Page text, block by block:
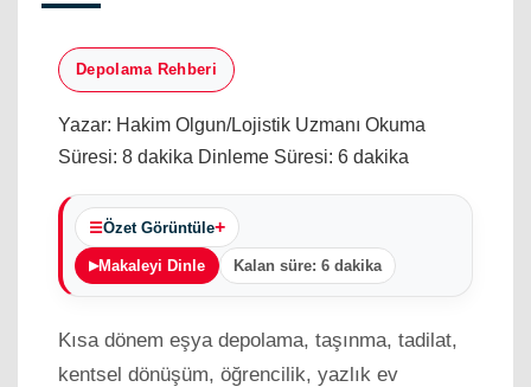
Depolama Rehberi
Yazar: Hakim Olgun/Lojistik Uzmanı Okuma
Süresi: 8 dakika Dinleme Süresi: 6 dakika
Özet Görüntüle
Makaleyi Dinle Kalan süre: 6 dakika
Kısa dönem eşya depolama, taşınma, tadilat,
kentsel dönüşüm, öğrencilik, yazlık ev